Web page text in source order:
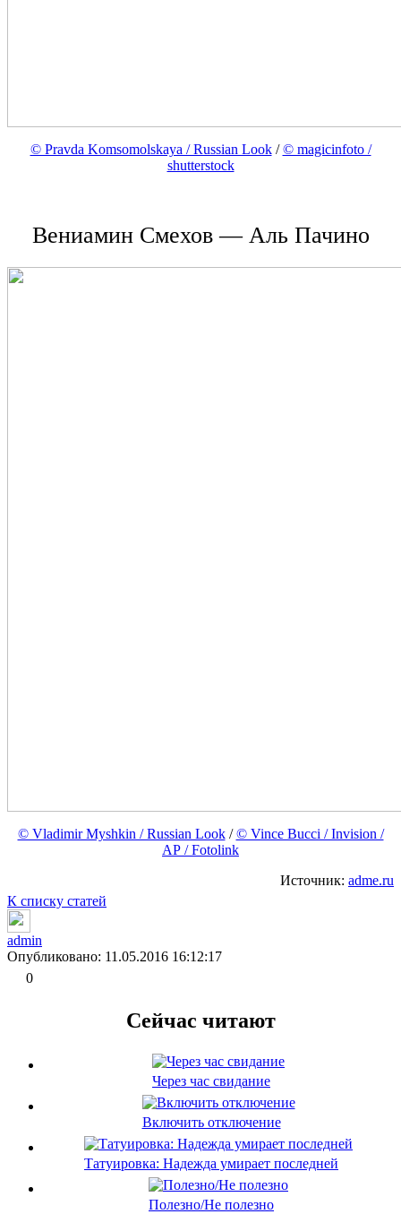
© Pravda Komsomolskaya / Russian Look/© magicinfoto /
shutterstock
Вениамин Смехов—Аль Пачино
© Vladimir Myshkin / Russian Look/© Vince Bucci / Invision /
AP / Fotolink
Источник: adme.ru
К списку статей
admin
Опубликовано: 11.05.2016 16:12:17
0
Сейчас читают
Через час свидание
Включить отключение
Татуировка: Надежда умирает последней
Полезно/Не полезно